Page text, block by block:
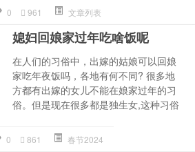
0 961 文章列表
媳妇回娘家过年吃啥饭呢
在人们的习俗中，出嫁的姑娘可以回娘
家吃年夜饭吗，各地有何不同? 很多地
方都有出嫁的女儿不能在娘家过年的习
俗。但是现在很多都是独生女,这种习俗
0 861 春节2024